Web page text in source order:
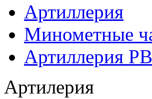
Артиллерия
Минометные
Артиллерия
Артилерия